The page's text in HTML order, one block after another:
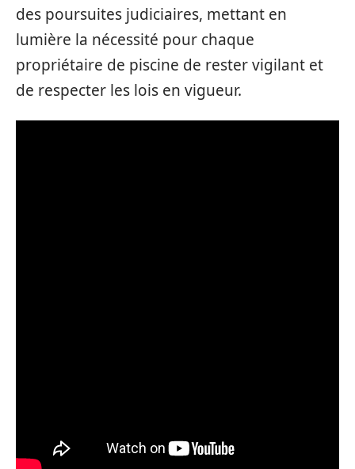
des poursuites judiciaires, mettant en
lumière la nécessité pour chaque
propriétaire de piscine de rester vigilant et
de respecter les lois en vigueur.